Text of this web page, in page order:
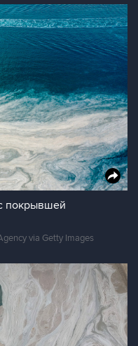
покрывшей
via Getty Images